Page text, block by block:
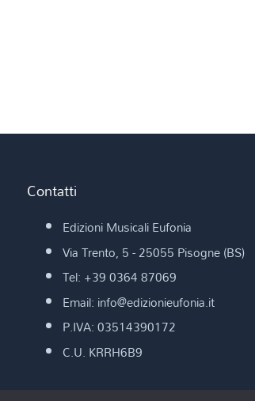
Contatti
Edizioni Musicali Eufonia
Via Trento, 5 - 25055 Pisogne (BS)
Tel: +39 0364 87069
Email: info@edizionieufonia.it
P.IVA: 03514390172
C.U. KRRH6B9